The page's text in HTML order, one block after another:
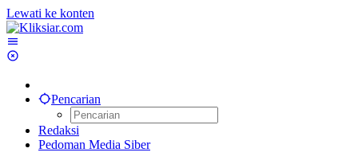
Lewati ke konten
Pencarian
Redaksi
Pedoman Media Siber